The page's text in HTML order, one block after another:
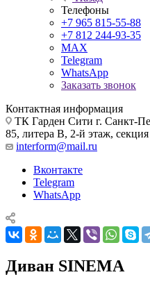
Телефоны
+7 965 815-55-88
+7 812 244-93-35
MAX
Telegram
WhatsApp
Заказать звонок
Контактная информация
ТК Гарден Сити г. Санкт-
85, литера В, 2-й этаж,
interform@mail.ru
Вконтакте
Telegram
WhatsApp
Диван SINEMA